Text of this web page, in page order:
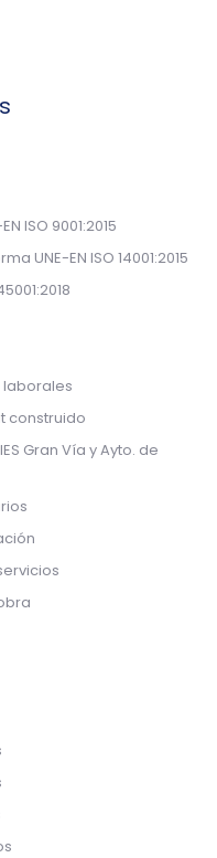
ISO 9001:2015
UNE-EN ISO 14001:2015
construido
Gran Vía y Ayto. de